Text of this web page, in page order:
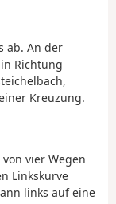
ab. An der
Richtung
Kreuzung.
vier Wegen
Linkskurve
links auf eine